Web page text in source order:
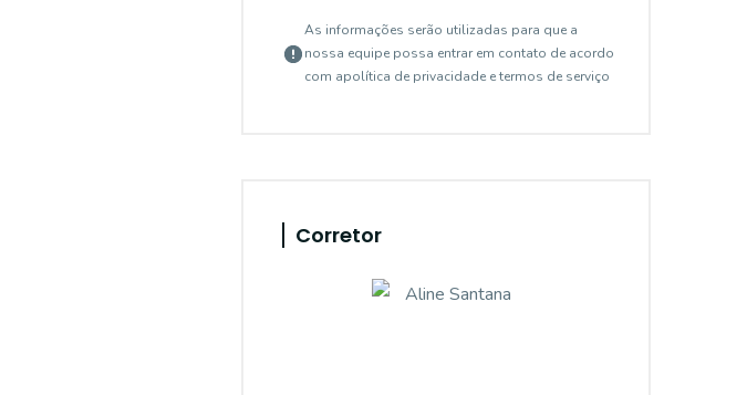
As informações serão utilizadas para que a
nossa equipe possa entrar em contato de acordo
com apolítica de privacidade e termos de serviço
Corretor